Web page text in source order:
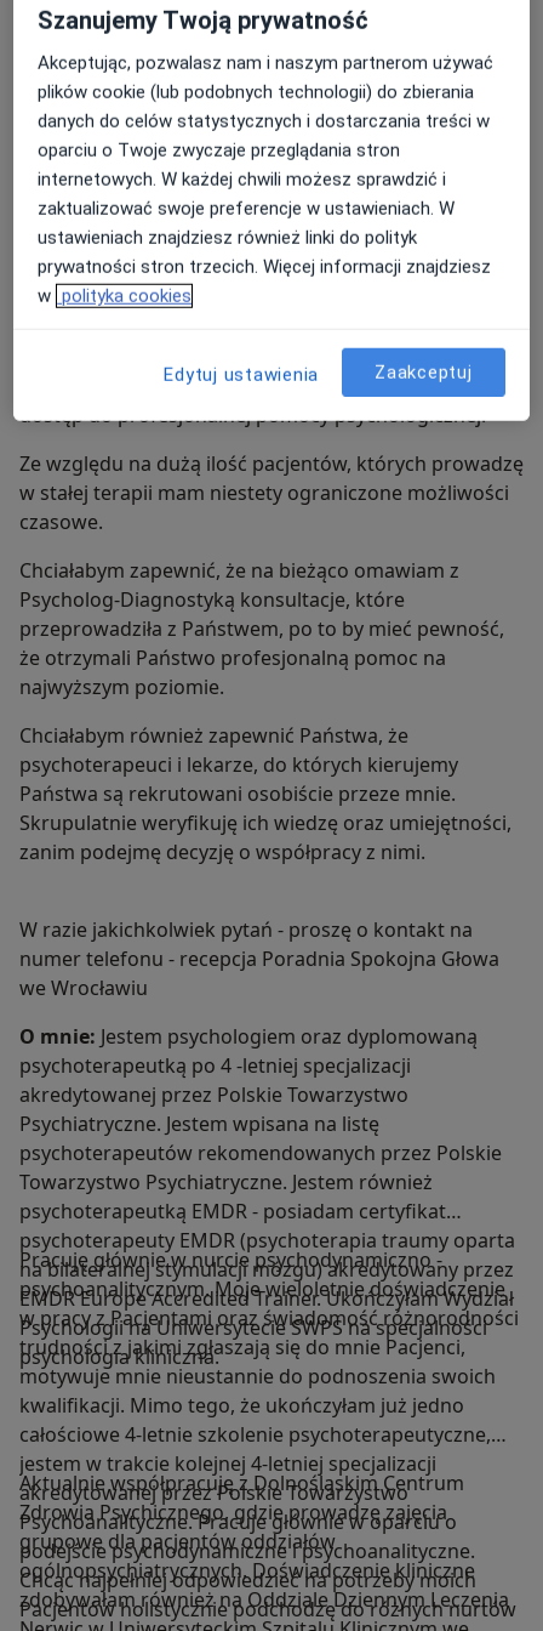
13.08.2026: godz.10:30-17:30
18.08.2026: godz.10:30-17:30
19.08.2026: godz.10:30-17:30
20.08.2026: godz.10:30-17:30
25.08.2026: godz.10:30-17:30
26.08.2026: godz.10:30-17:30
27.08.2026: godz.10:30-17:30
Współpracę z zaufaną Psycholog- Diagnostyką
podjęłam, gdyż chce zapewnić Państwu jak najszybszy
dostęp do profesjonalnej pomocy psychologicznej.
Ze względu na dużą ilość pacjentów, których prowadzę
w stałej terapii mam niestety ograniczone możliwości
czasowe.
Chciałabym zapewnić, że na bieżąco omawiam z
Psycholog-Diagnostyką konsultacje, które
przeprowadziła z Państwem, po to by mieć pewność,
że otrzymali Państwo profesjonalną pomoc na
najwyższym poziomie.
Chciałabym również zapewnić Państwa, że
psychoterapeuci i lekarze, do których kierujemy
Państwa są rekrutowani osobiście przeze mnie.
Skrupulatnie weryfikuję ich wiedzę oraz umiejętności,
zanim podejmę decyzję o współpracy z nimi.
W razie jakichkolwiek pytań - proszę o kontakt na
numer telefonu - recepcja Poradnia Spokojna Głowa
we Wrocławiu
O mnie: Jestem psychologiem oraz dyplomowaną
psychoterapeutką po 4 -letniej specjalizacji
akredytowanej przez Polskie Towarzystwo
Psychiatryczne. Jestem wpisana na listę
psychoterapeutów rekomendowanych przez Polskie
Towarzystwo Psychiatryczne. Jestem również
psychoterapeutką EMDR - posiadam certyfikat
psychoterapeuty EMDR (psychoterapia traumy oparta
na bilateralnej stymulacji mózgu) akredytowany przez
EMDR Europe Accredited Trainer. Ukończyłam Wydział
Psychologii na Uniwersytecie SWPS na specjalności
psychologia kliniczna.
Pracuję głównie w nurcie psychodynamiczno -
psychoanalitycznym. Moje wieloletnie doświadczenie
w pracy z Pacjentami oraz świadomość różnorodności
trudności z jakimi zgłaszają się do mnie Pacjenci,
motywuje mnie nieustannie do podnoszenia swoich
kwalifikacji. Mimo tego, że ukończyłam już jedno
całościowe 4-letnie szkolenie psychoterapeutyczne,
jestem w trakcie kolejnej 4-letniej specjalizacji
akredytowanej przez Polskie Towarzystwo
Psychoanalityczne. Pracuje głównie w oparciu o
podejście psychodynamiczne i psychoanalityczne.
Chcąc najpełniej odpowiedzieć na potrzeby moich
Pacjentów holistycznie podchodzę do różnych nurtów
Aktualnie współpracuję z Dolnośląskim Centrum
Zdrowia Psychicznego, gdzie prowadzę zajęcia
grupowe dla pacjentów oddziałów
ogólnopsychiatrycznych. Doświadczenie kliniczne
zdobywałam również na Oddziale Dziennym Leczenia
Szanujemy Twoją prywatność
Akceptując, pozwalasz nam i naszym partnerom używać
plików cookie (lub podobnych technologii) do zbierania
danych do celów statystycznych i dostarczania treści w
oparciu o Twoje zwyczaje przeglądania stron
internetowych. W każdej chwili możesz sprawdzić i
zaktualizować swoje preferencje w ustawieniach. W
ustawieniach znajdziesz również linki do polityk
prywatności stron trzecich. Więcej informacji znajdziesz
w polityka cookies
Edytuj ustawienia Zaakceptuj